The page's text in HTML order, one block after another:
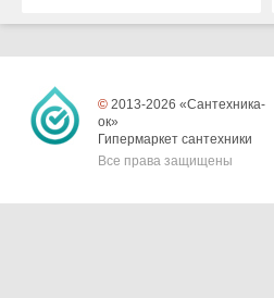
© 2013-2026 «Сантехника-
ок»
Гипермаркет сантехники
Все права защищены